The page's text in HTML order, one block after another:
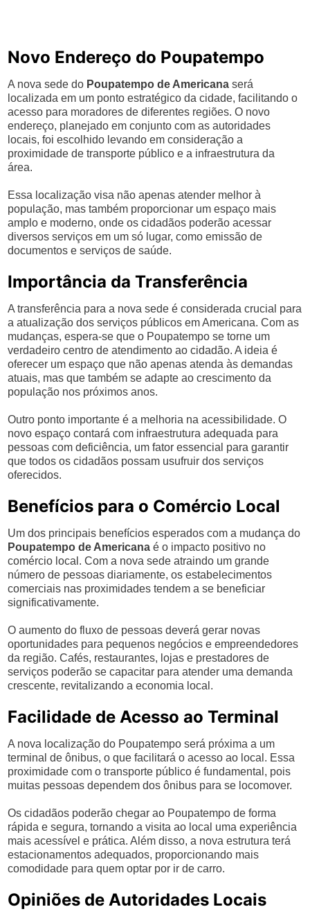
Novo Endereço do Poupatempo
A nova sede do Poupatempo de Americana será
localizada em um ponto estratégico da cidade, facilitando o
acesso para moradores de diferentes regiões. O novo
endereço, planejado em conjunto com as autoridades
locais, foi escolhido levando em consideração a
proximidade de transporte público e a infraestrutura da
área.
Essa localização visa não apenas atender melhor à
população, mas também proporcionar um espaço mais
amplo e moderno, onde os cidadãos poderão acessar
diversos serviços em um só lugar, como emissão de
documentos e serviços de saúde.
Importância da Transferência
A transferência para a nova sede é considerada crucial para
a atualização dos serviços públicos em Americana. Com as
mudanças, espera-se que o Poupatempo se torne um
verdadeiro centro de atendimento ao cidadão. A ideia é
oferecer um espaço que não apenas atenda às demandas
atuais, mas que também se adapte ao crescimento da
população nos próximos anos.
Outro ponto importante é a melhoria na acessibilidade. O
novo espaço contará com infraestrutura adequada para
pessoas com deficiência, um fator essencial para garantir
que todos os cidadãos possam usufruir dos serviços
oferecidos.
Benefícios para o Comércio Local
Um dos principais benefícios esperados com a mudança do
Poupatempo de Americana é o impacto positivo no
comércio local. Com a nova sede atraindo um grande
número de pessoas diariamente, os estabelecimentos
comerciais nas proximidades tendem a se beneficiar
significativamente.
O aumento do fluxo de pessoas deverá gerar novas
oportunidades para pequenos negócios e empreendedores
da região. Cafés, restaurantes, lojas e prestadores de
serviços poderão se capacitar para atender uma demanda
crescente, revitalizando a economia local.
Facilidade de Acesso ao Terminal
A nova localização do Poupatempo será próxima a um
terminal de ônibus, o que facilitará o acesso ao local. Essa
proximidade com o transporte público é fundamental, pois
muitas pessoas dependem dos ônibus para se locomover.
Os cidadãos poderão chegar ao Poupatempo de forma
rápida e segura, tornando a visita ao local uma experiência
mais acessível e prática. Além disso, a nova estrutura terá
estacionamentos adequados, proporcionando mais
comodidade para quem optar por ir de carro.
Opiniões de Autoridades Locais